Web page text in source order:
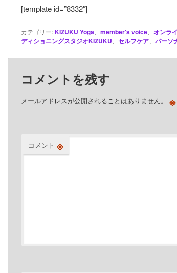
[template id=”8332″]
カテゴリー:KIZUKU Yoga member's voice、 オンラ
ディショニングスタジオKIZUKU
セルフケア、 パーソ
コメントを残す
メールアドレスが公開されることはありません。 ※
コメント ※